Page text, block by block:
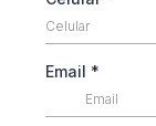
Email *